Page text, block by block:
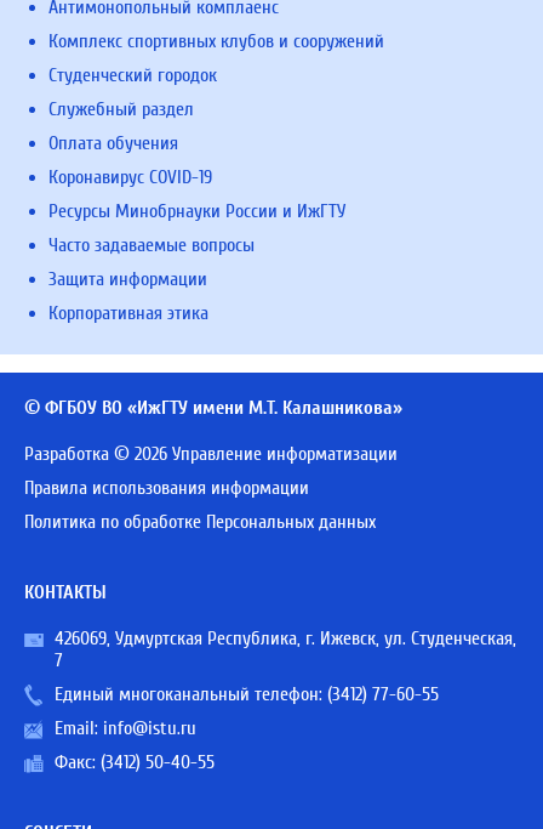
Антимонопольный комплаенс
Комплекс спортивных клубов и сооружений
Студенческий городок
Служебный раздел
Оплата обучения
Коронавирус COVID-19
Ресурсы Минобрнауки России и ИжГТУ
Часто задаваемые вопросы
Защита информации
Корпоративная этика
© ФГБОУ ВО «ИжГТУ имени М.Т. Калашникова»
Разработка © 2026 Управление информатизации
Правила использования информации
Политика по обработке Персональных данных
КОНТАКТЫ
426069, Удмуртская Республика, г. Ижевск, ул. Студенческая,
7
Единый многоканальный телефон: (3412) 77-60-55
Email: info@istu.ru
Факс: (3412) 50-40-55